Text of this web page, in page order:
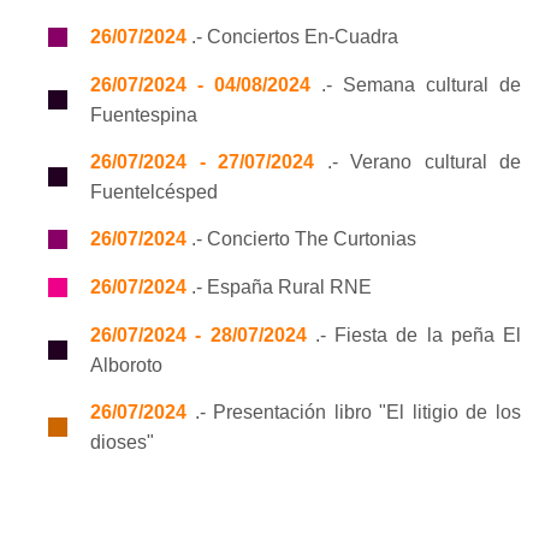
26/07/2024 .- Conciertos En-Cuadra
26/07/2024 - 04/08/2024 .- Semana cultural de
Fuentespina
26/07/2024 - 27/07/2024 .- Verano cultural de
Fuentelcésped
26/07/2024 .- Concierto The Curtonias
26/07/2024 .- España Rural RNE
26/07/2024 - 28/07/2024.- Fiesta de la peña El
Alboroto
26/07/2024 .- Presentación libro "El litigio de los
dioses"